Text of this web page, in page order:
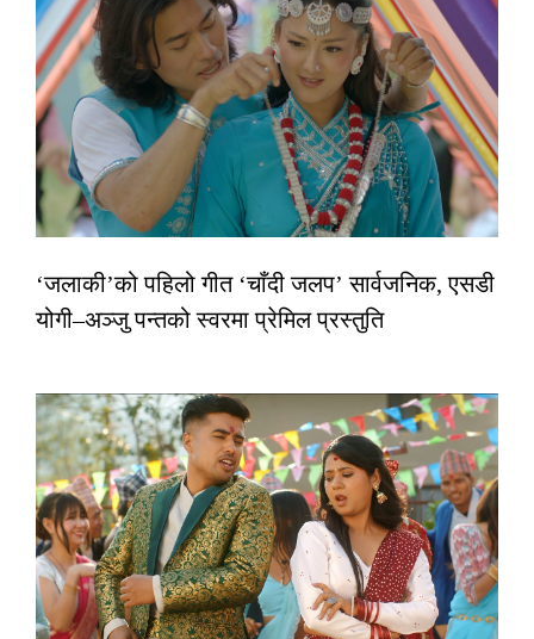
‘जलाकी’को पहिलो गीत ‘चाँदी जलप’ सार्वजनिक, एसडी
योगी–अञ्जु पन्तको स्वरमा प्रेमिल प्रस्तुति